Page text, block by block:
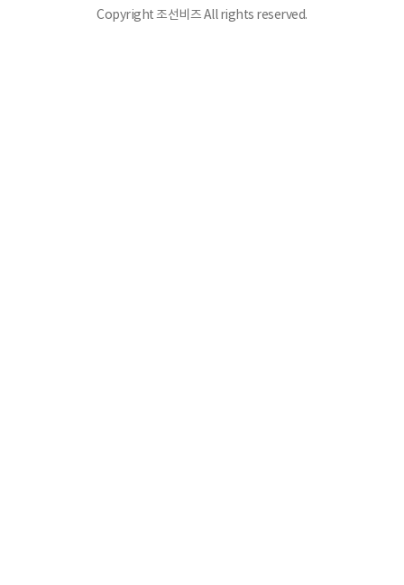
Copyright 조선비즈 All rights reserved.